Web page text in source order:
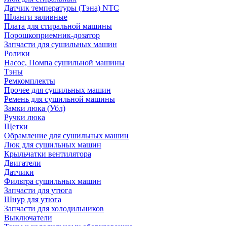
Датчик температуры (Тэна) NTC
Шланги заливные
Плата для стиральной машины
Порошкоприемник-дозатор
Запчасти для сушильных машин
Ролики
Насос, Помпа сушильной машины
Тэны
Ремкомплекты
Прочее для сушильных машин
Ремень для сушильной машины
Замки люка (Убл)
Ручки люка
Щетки
Обрамление для сушильных машин
Люк для сушильных машин
Крыльчатки вентилятора
Двигатели
Датчики
Фильтра сушильных машин
Запчасти для утюга
Шнур для утюга
Запчасти для холодильников
Выключатели